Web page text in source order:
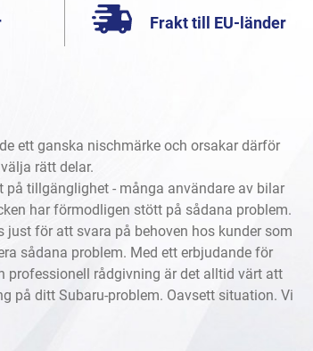
Frakt till EU-länder
ett ganska nischmärke och orsakar därför
rätt delar.
på tillgänglighet - många användare av bilar
har förmodligen stött på sådana problem.
just för att svara på behoven hos kunder som
sådana problem. Med ett erbjudande för
professionell rådgivning är det alltid värt att
på ditt Subaru-problem. Oavsett situation. Vi